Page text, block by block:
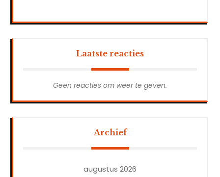
Laatste reacties
Geen reacties om weer te geven.
Archief
augustus 2026